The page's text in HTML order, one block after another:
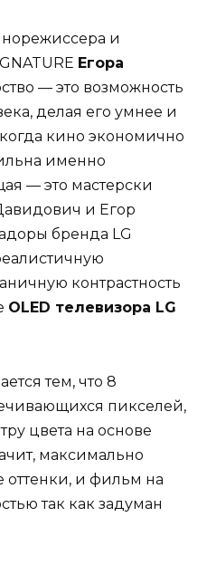
и
Егора
— это возможность
делая его умнее и
кино экономично
именно
— это мастерски
и Егор
бренда LG
контрастность
OLED телевизора LG
тем, что 8
пикселей,
цвета на основе
максимально
оттенки, и фильм на
так как задуман